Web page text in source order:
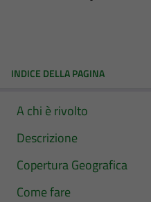
INDICE DELLA PAGINA
A chi è rivolto
Descrizione
Copertura Geografica
Come fare